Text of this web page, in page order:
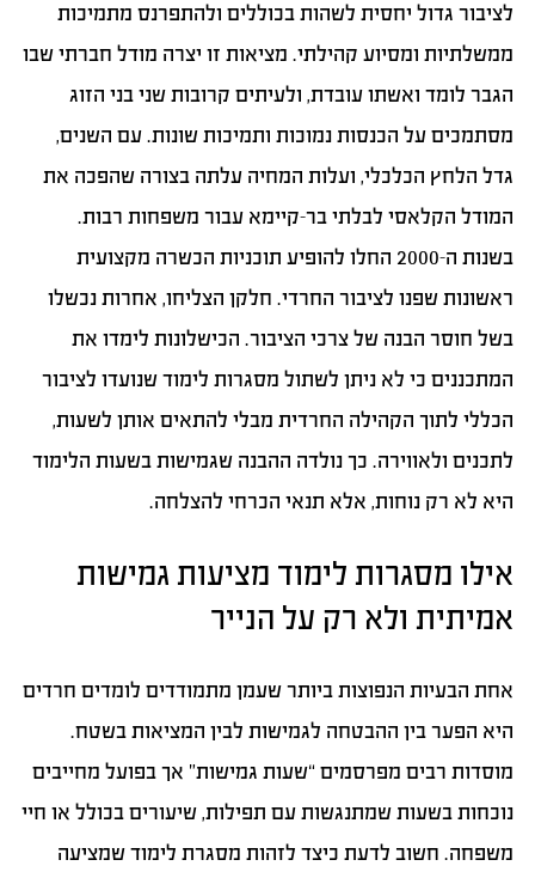
לציבור גדול יחסית לשהות בכוללים ולהתפרנס מתמיכות
ממשלתיות ומסיוע קהילתי. מציאות זו יצרה מודל חברתי שבו
הגבר לומד ואשתו עובדת, ולעיתים קרובות שני בני הזוג
מסתמכים על הכנסות נמוכות ותמיכות שונות. עם השנים,
גדל הלחץ הכלכלי, ועלות המחיה עלתה בצורה שהפכה את
המודל הקלאסי לבלתי בר-קיימא עבור משפחות רבות.
בשנות ה-2000 החלו להופיע תוכניות הכשרה מקצועית
ראשונות שפנו לציבור החרדי. חלקן הצליחו, אחרות נכשלו
בשל חוסר הבנה של צרכי הציבור. הכישלונות לימדו את
המתכננים כי לא ניתן לשתול מסגרות לימוד שנועדו לציבור
הכללי לתוך הקהילה החרדית מבלי להתאים אותן לשעות,
לתכנים ולאווירה. כך נולדה ההבנה שגמישות בשעות הלימוד
היא לא רק נוחות, אלא תנאי הכרחי להצלחה.
אילו מסגרות לימוד מציעות גמישות
אמיתית ולא רק על הנייר
אחת הבעיות הנפוצות ביותר שעמן מתמודדים לומדים חרדים
היא הפער בין ההבטחה לגמישות לבין המציאות בשטח.
מוסדות רבים מפרסמים “שעות גמישות” אך בפועל מחייבים
נוכחות בשעות שמתנגשות עם תפילות, שיעורים בכולל או חיי
משפחה. חשוב לדעת כיצד לזהות מסגרת לימוד שמציעה